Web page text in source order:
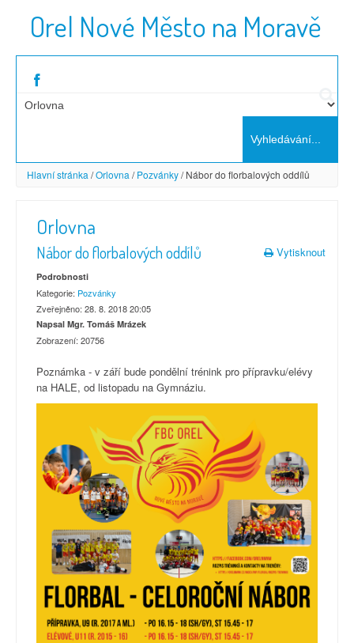
Orel Nové Město na Moravě
Hlavní stránka /Orlovna / Pozvánky/ Nábor do florbalových oddílů
Orlovna
Nábor do florbalových oddílů Vytisknout
Podrobnosti
Kategorie: Pozvánky
Zveřejněno: 28. 8. 2018 20:05
Napsal Mgr. Tomáš Mrázek
Zobrazení: 20756
Poznámka - v září bude pondělní trénink pro přípravku/elévy
na HALE, od listopadu na Gymnáziu.